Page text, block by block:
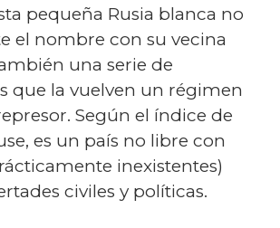
pequeña Rusia blanca no
el nombre con su vecina
una serie de
que la vuelven un régimen
Según el índice de
es un país no libre con
inexistentes)
civiles y políticas.